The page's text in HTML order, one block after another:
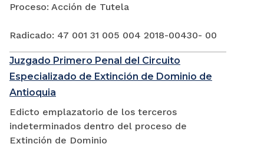
Proceso: Acción de Tutela
Radicado: 47 001 31 005 004 2018-00430- 00
Juzgado Primero Penal del Circuito
Especializado de Extinción de Dominio de
Antioquia
Edicto emplazatorio de los terceros
indeterminados dentro del proceso de
Extinción de Dominio